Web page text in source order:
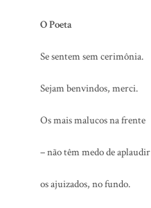
O Poeta
Se sentem sem cerimônia.
Sejam benvindos, merci.
Os mais malucos na frente
– não têm medo de aplaudir
os ajuizados, no fundo.